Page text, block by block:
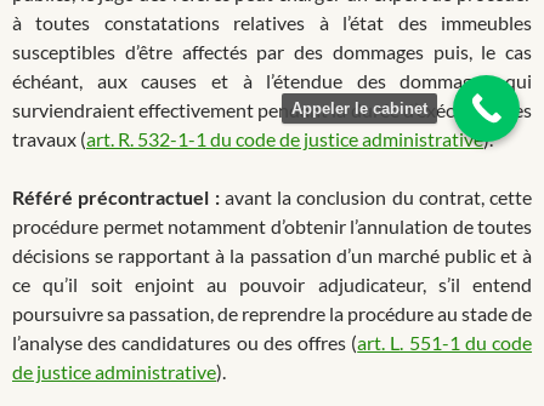
à toutes constatations relatives à l’état des immeubles
susceptibles d’être affectés par des dommages puis, le cas
échéant, aux causes et à l’étendue des dommages qui
surviendraient effectivement pendant la durée d’exécution des
travaux (art. R. 532-1-1 du code de justice administrative).
Référé précontractuel :avant la conclusion du contrat, cette
procédure permet notamment d’obtenir l’annulation de toutes
décisions se rapportant à la passation d’un marché public et à
ce qu’il soit enjoint au pouvoir adjudicateur, s’il entend
poursuivre sa passation, de reprendre la procédure au stade de
l’analyse des candidatures ou des offres (art. L. 551-1 du code
de justice administrative).
Appeler le cabinet